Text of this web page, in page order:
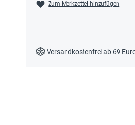
Zum Merkzettel hinzufügen
Versandkostenfrei ab 69